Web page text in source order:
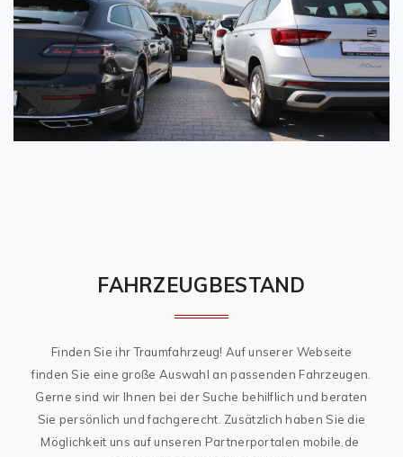
FAHRZEUGBESTAND
Finden Sie ihr Traumfahrzeug! Auf unserer Webseite
finden Sie eine große Auswahl an passenden Fahrzeugen.
Gerne sind wir Ihnen bei der Suche behilflich und beraten
Sie persönlich und fachgerecht. Zusätzlich haben Sie die
Möglichkeit uns auf unseren Partnerportalen mobile.de